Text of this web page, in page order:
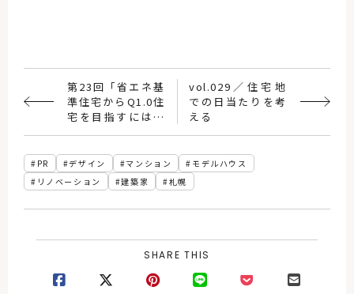
第23回「省エネ基
準住宅からQ1.0住
宅を目指すにはど
vol.029／住宅地
での日当たりを考
える
PR デザイン マンション
モデルハウス
リノベーション
建築家 札幌
SHARE THIS